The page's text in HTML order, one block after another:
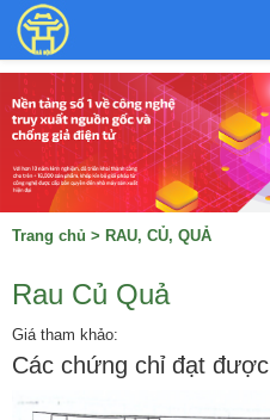
Trang chủ > RAU, CỦ, QUẢ
Rau Củ Quả
Giá tham khảo:
Các chứng chỉ đạt được